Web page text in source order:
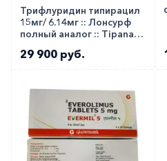
Трифлуридин типирацил
15мг/ 6.14мг :: Лонсурф
полный аналог :: Tipanat
29 900 руб.